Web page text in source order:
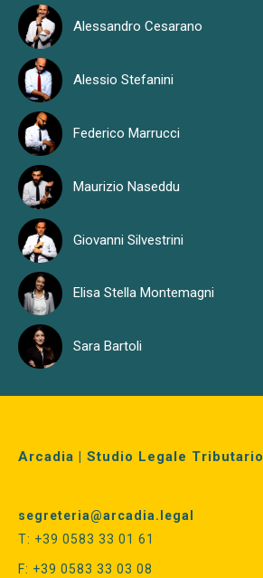
Alessandro Cesarano
Alessio Stefanini
Federico Marrucci
Maurizio Naseddu
Giovanni Silvestrini
Elisa Stella Montemagni
Sara Bartoli
Arcadia | Studio Legale Tributario
segreteria@arcadia.legal
T: +39 0583 33 01 61
F: +39 0583 33 03 08